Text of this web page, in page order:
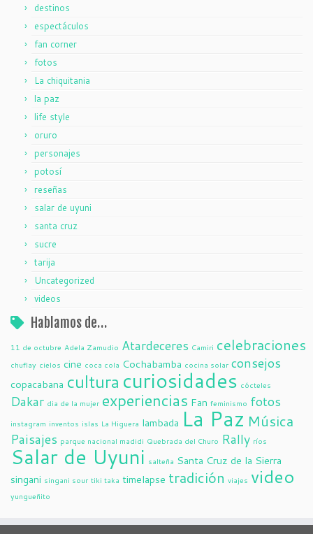
destinos
espectáculos
fan corner
fotos
La chiquitania
la paz
life style
oruro
personajes
potosí
reseñas
salar de uyuni
santa cruz
sucre
tarija
Uncategorized
videos
Hablamos de…
11 de octubre Adela Zamudio Atardeceres Camiri celebraciones
chuflay cielos cine coca cola Cochabamba cocina solar consejos
copacabana cultura curiosidades cócteles
Dakar dia de la mujer experiencias Fan feminismo fotos
instagram inventos islas La Higuera lambada La Paz Música
Paisajes parque nacional madidi Quebrada del Churo Rally ríos
Salar de Uyuni salteña Santa Cruz de la Sierra
singani singani sour tiki taka timelapse tradición viajes video
yungueñito